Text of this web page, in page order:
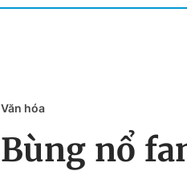
Văn hóa
Bùng nổ